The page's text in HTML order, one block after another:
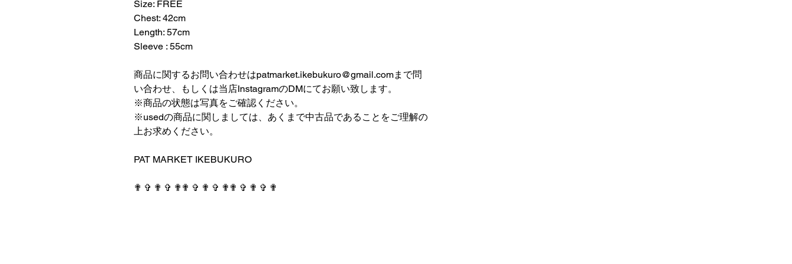
Size: FREE
Chest: 42cm
Length: 57cm
Sleeve : 55cm
商品に関するお問い合わせはpatmarket.ikebukuro@gmail.comまで問
い合わせ、もしくは当店InstagramのDMにてお願い致します。
※商品の状態は写真をご確認ください。
※usedの商品に関しましては、あくまで中古品であることをご理解の
上お求めください。
PAT MARKET IKEBUKURO
✟ ✞ ✟ ✞ ✟✟ ✞ ✟ ✞ ✟✟ ✞ ✟ ✞ ✟